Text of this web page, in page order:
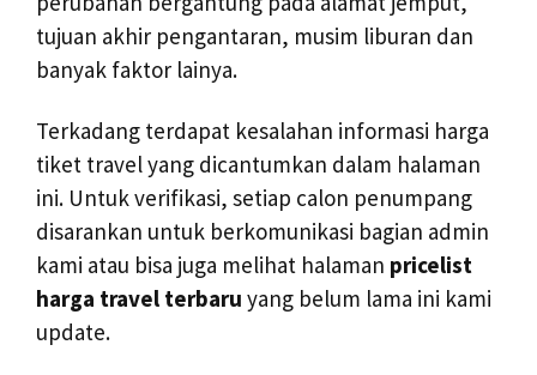
tujuan akhir pengantaran, musim liburan dan
banyak faktor lainya.
Terkadang terdapat kesalahan informasi harga
tiket travel yang dicantumkan dalam halaman
ini. Untuk verifikasi, setiap calon penumpang
disarankan untuk berkomunikasi bagian admin
kami atau bisa juga melihat halaman pricelist
harga travel terbaru yang belum lama ini kami
update.